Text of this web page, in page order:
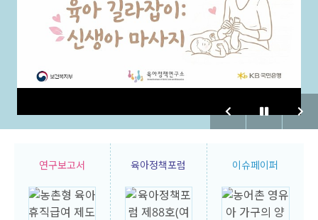
연구보고서 육아정책포럼 이슈페이퍼